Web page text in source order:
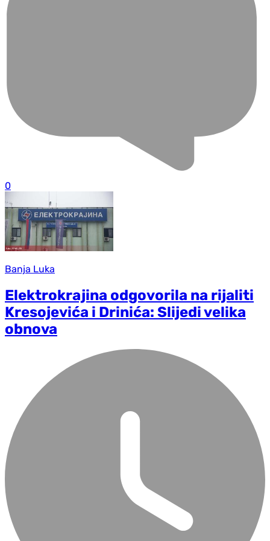
0
Banja Luka
Elektrokrajina odgovorila na rijaliti
Kresojevića i Drinića: Slijedi velika
obnova